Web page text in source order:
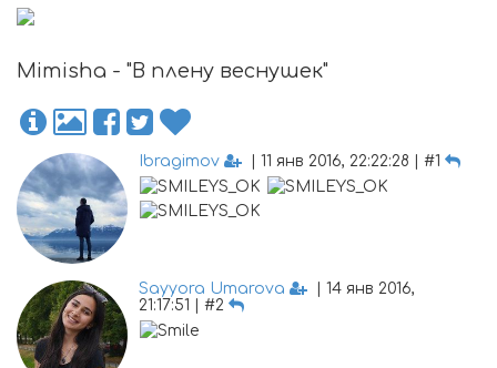
Mimisha - "В плену веснушек"
Ibragimov | 11 янв 2016, 22:22:28 | #1
Sayyora Umarova
| 14 янв 2016,
21:17:51 | #2